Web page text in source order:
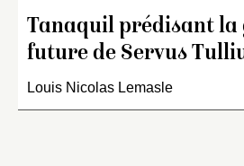
Tanaquil prédisant la
future de Servus
Louis Nicolas Lemasle